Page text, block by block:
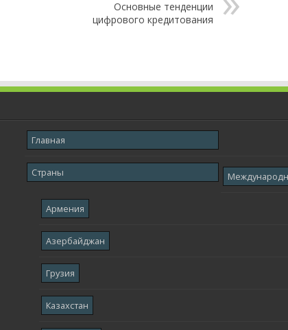
Основные тенденции
цифрового кредитования
Главная
Страны
Армения
Азербайджан
Грузия
Казахстан